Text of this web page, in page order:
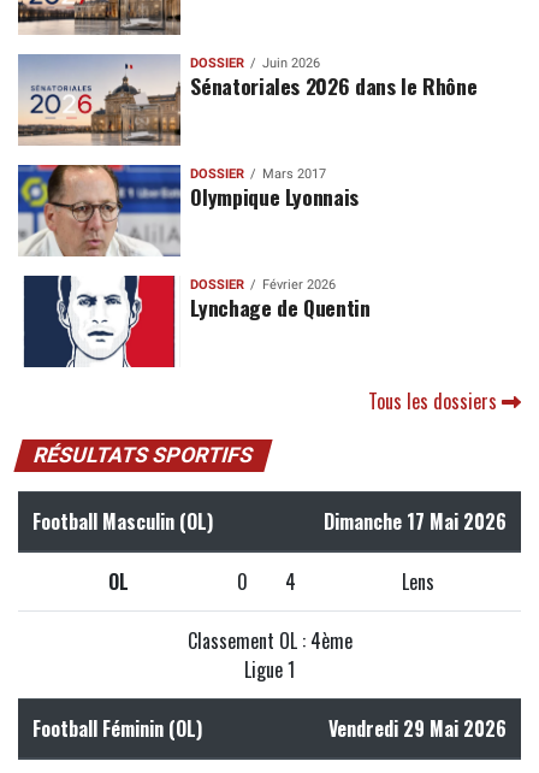
DOSSIER Juin 2026
Sénatoriales 2026 dans le Rhône
DOSSIER Mars 2017
Olympique Lyonnais
DOSSIER Février 2026
Lynchage de Quentin
Tous les dossiers
RÉSULTATS SPORTIFS
Football Masculin (OL) Dimanche 17 Mai 2026
OL 0 4 Lens
Classement OL : 4ème
Ligue 1
Football Féminin (OL) Vendredi 29 Mai 2026